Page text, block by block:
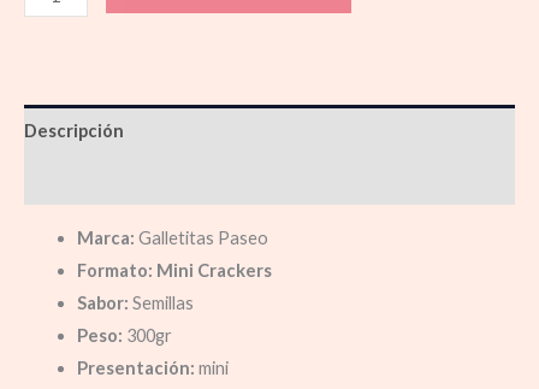
Descripción
Marca: Galletitas Paseo
Formato: Mini Crackers
Sabor: Semillas
Peso: 300gr
Presentación: mini